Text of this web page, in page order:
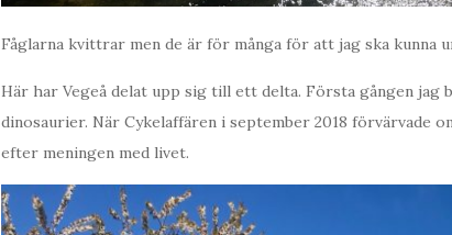
Fåglarna kvittrar men de är för många för att jag ska kunna
Här har Vegeå delat upp sig till ett delta. Första gången jag
dinosaurier. När Cykelaffären i september 2018 förvärvade
efter meningen med livet.